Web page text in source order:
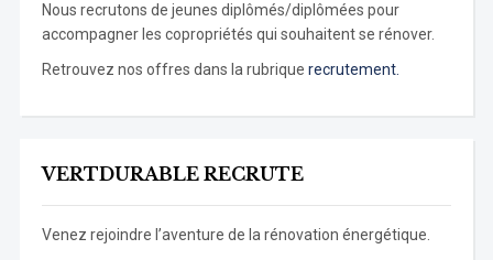
Nous recrutons de jeunes diplômés/diplômées pour
accompagner les copropriétés qui souhaitent se rénover.
Retrouvez nos offres dans la rubrique recrutement.
VERTDURABLE RECRUTE
Venez rejoindre l’aventure de la rénovation énergétique.